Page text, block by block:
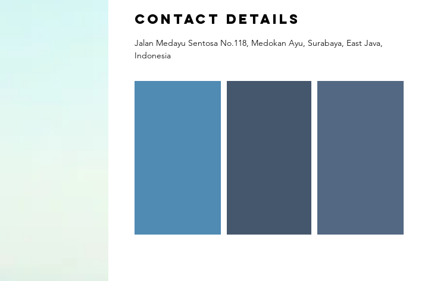
Contact Details
Jalan Medayu Sentosa No.118, Medokan Ayu, Surabaya, East Java,
Indonesia